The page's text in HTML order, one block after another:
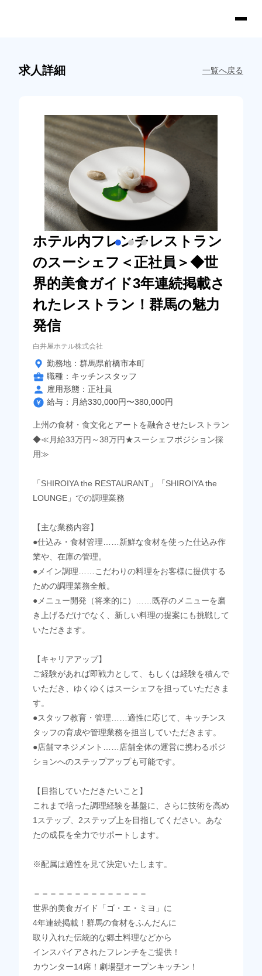
求人詳細 一覧へ戻る
ホテル内フレンチレストラン
のスーシェフ＜正社員＞◆世
界的美食ガイド3年連続掲載さ
れたレストラン！群馬の魅力
発信
白井屋ホテル株式会社
勤務地：群馬県前橋市本町
職種：キッチンスタッフ
雇用形態：正社員
給与：月給330,000円〜380,000円
上州の食材・食文化とアートを融合させたレストラン
◆≪月給33万円～38万円★スーシェフポジション採
用≫
「SHIROIYA the RESTAURANT」「SHIROIYA the
LOUNGE」での調理業務
【主な業務内容】
●仕込み・食材管理……新鮮な食材を使った仕込み作
業や、在庫の管理。
●メイン調理……こだわりの料理をお客様に提供する
ための調理業務全般。
●メニュー開発（将来的に）……既存のメニューを磨
き上げるだけでなく、新しい料理の提案にも挑戦して
いただきます。
【キャリアアップ】
ご経験があれば即戦力として、もしくは経験を積んで
いただき、ゆくゆくはスーシェフを担っていただきま
す。
●スタッフ教育・管理……適性に応じて、キッチンス
タッフの育成や管理業務を担当していただきます。
●店舗マネジメント……店舗全体の運営に携わるポジ
ションへのステップアップも可能です。
【目指していただきたいこと】
これまで培った調理経験を基盤に、さらに技術を高め
1ステップ、2ステップ上を目指してください。あな
たの成長を全力でサポートします。
※配属は適性を見て決定いたします。
＝＝＝＝＝＝＝＝＝＝＝＝＝＝
世界的美食ガイド「ゴ・エ・ミヨ」に
4年連続掲載！群馬の食材をふんだんに
取り入れた伝統的な郷土料理などから
インスパイアされたフレンチをご提供！
カウンター14席！劇場型オープンキッチン！